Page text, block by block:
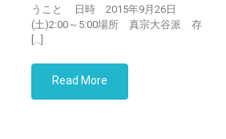
うこと 日時 2015年9月26日
(土)2:00～5:00場所 真宗大谷派 存
[…]
Read More